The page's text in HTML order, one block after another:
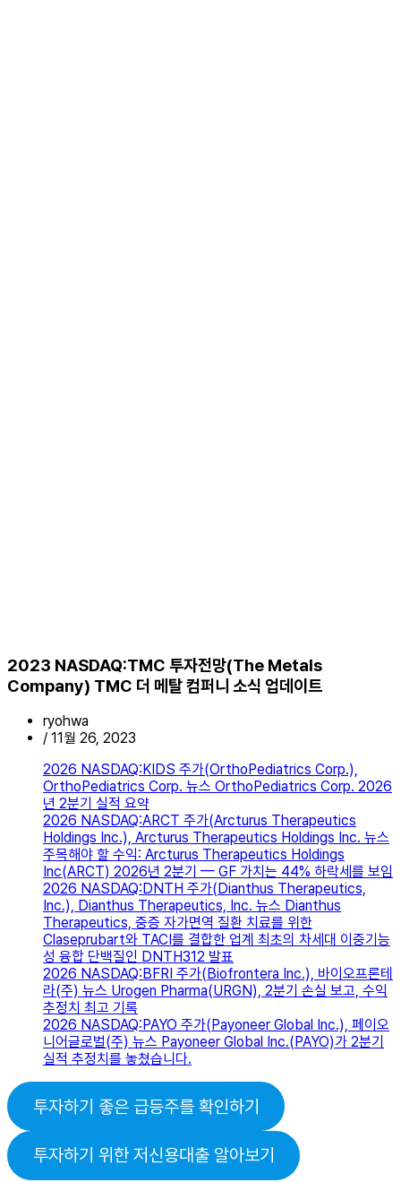
2023 NASDAQ:TMC 투자전망(The Metals
Company) TMC 더 메탈 컴퍼니 소식 업데이트
ryohwa
/ 11월 26, 2023
2026 NASDAQ:KIDS 주가(OrthoPediatrics Corp.),
OrthoPediatrics Corp. 뉴스 OrthoPediatrics Corp. 2026
년 2분기 실적 요약
2026 NASDAQ:ARCT 주가(Arcturus Therapeutics
Holdings Inc.), Arcturus Therapeutics Holdings Inc. 뉴스
주목해야 할 수익: Arcturus Therapeutics Holdings
Inc(ARCT) 2026년 2분기 — GF 가치는 44% 하락세를 보임
2026 NASDAQ:DNTH 주가(Dianthus Therapeutics,
Inc.), Dianthus Therapeutics, Inc. 뉴스 Dianthus
Therapeutics, 중증 자가면역 질환 치료를 위한
Claseprubart와 TACI를 결합한 업계 최초의 차세대 이중기능
성 융합 단백질인 DNTH312 발표
2026 NASDAQ:BFRI 주가(Biofrontera Inc.), 바이오프론테
라(주) 뉴스 Urogen Pharma(URGN), 2분기 손실 보고, 수익
추정치 최고 기록
2026 NASDAQ:PAYO 주가(Payoneer Global Inc.), 페이오
니어글로벌(주) 뉴스 Payoneer Global Inc.(PAYO)가 2분기
실적 추정치를 놓쳤습니다.
투자하기 좋은 급등주를 확인하기
투자하기 위한 저신용대출 알아보기